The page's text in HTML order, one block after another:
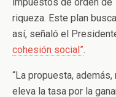
riqueza. Este plan
así, señaló el
cohesión social”.
“La propuesta,
eleva la tasa por la